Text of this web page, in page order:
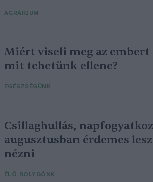
AGRÁRIUM
Miért viseli meg az embert
mit tehetünk ellene?
EGÉSZSÉGÜNK
Csillaghullás,
augusztusban érdemes
nézni
ÉLŐ BOLYGÓNK